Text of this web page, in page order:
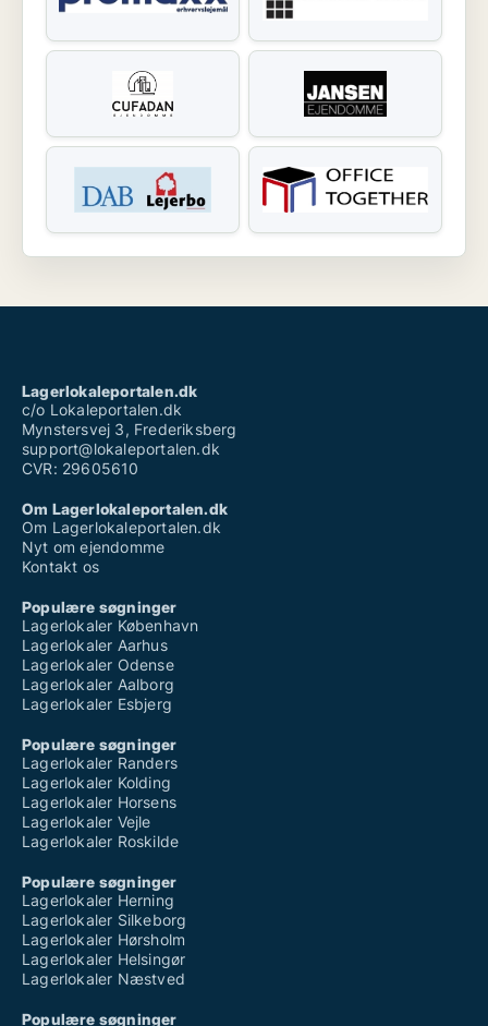
Lagerlokaleportalen.dk
c/o Lokaleportalen.dk
Mynstersvej 3, Frederiksberg
support@lokaleportalen.dk
CVR: 29605610
Om Lagerlokaleportalen.dk
Om Lagerlokaleportalen.dk
Nyt om ejendomme
Kontakt os
Populære søgninger
Lagerlokaler København
Lagerlokaler Aarhus
Lagerlokaler Odense
Lagerlokaler Aalborg
Lagerlokaler Esbjerg
Populære søgninger
Lagerlokaler Randers
Lagerlokaler Kolding
Lagerlokaler Horsens
Lagerlokaler Vejle
Lagerlokaler Roskilde
Populære søgninger
Lagerlokaler Herning
Lagerlokaler Silkeborg
Lagerlokaler Hørsholm
Lagerlokaler Helsingør
Lagerlokaler Næstved
Populære søgninger